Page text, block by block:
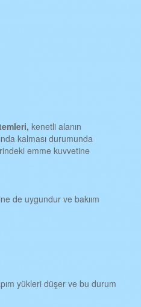
kenetli alanın
kalması durumunda
emme kuvvetine
de uygundur ve bakıım
yükleri düşer ve bu durum